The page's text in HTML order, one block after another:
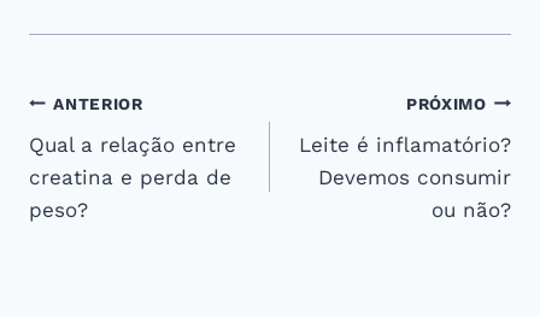
Navegação
de
Post
ANTERIOR
Qual a relação entre
creatina e perda de
peso?
PRÓXIMO
Leite é inflamatório?
Devemos consumir
ou não?